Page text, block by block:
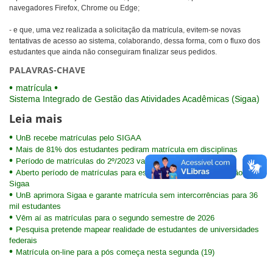
navegadores Firefox, Chrome ou Edge;
- e que, uma vez realizada a solicitação da matrícula, evitem-se novas
tentativas de acesso ao sistema, colaborando, dessa forma, com o fluxo dos
estudantes que ainda não conseguiram finalizar seus pedidos.
PALAVRAS-CHAVE
matrícula
Sistema Integrado de Gestão das Atividades Acadêmicas (Sigaa)
Leia mais
UnB recebe matrículas pelo SIGAA
Mais de 81% dos estudantes pediram matrícula em disciplinas
Período de matrículas do 2º/2023 vai de 2 a 7 de agosto
Aberto período de matrículas para estudantes da pós-graduação no
Sigaa
UnB aprimora Sigaa e garante matrícula sem intercorrências para 36
mil estudantes
Vêm aí as matrículas para o segundo semestre de 2026
Pesquisa pretende mapear realidade de estudantes de universidades
federais
Matrícula on-line para a pós começa nesta segunda (19)